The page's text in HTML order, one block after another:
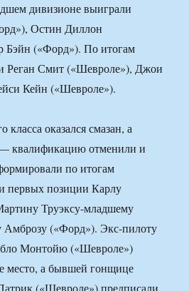
дивизионе выиграли
Остин Диллон
Бэйн («Форд»). По итогам
Реган Смит («Шевроле»), Джои
Кейн («Шевроле»).
класса оказался смазан, а
квалификацию отменили и
по итогам
первых позиции Карлу
Труэксу-младшему
Амброзу («Форд»). Экс-пилоту
Монтойю («Шевроле»)
место, а бывшей гонщице